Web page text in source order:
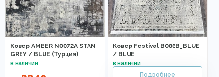
Ковер AMBER N0072A STAN
GREY / BLUE (Турция)
Ковер Festival B086B_BLUE
/ BLUE